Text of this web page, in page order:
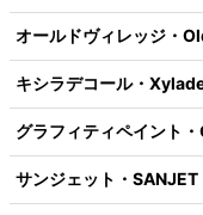
オールドヴィレッジ・
キシラデコール・
グラフィティペイント
サンジェット・SANJET